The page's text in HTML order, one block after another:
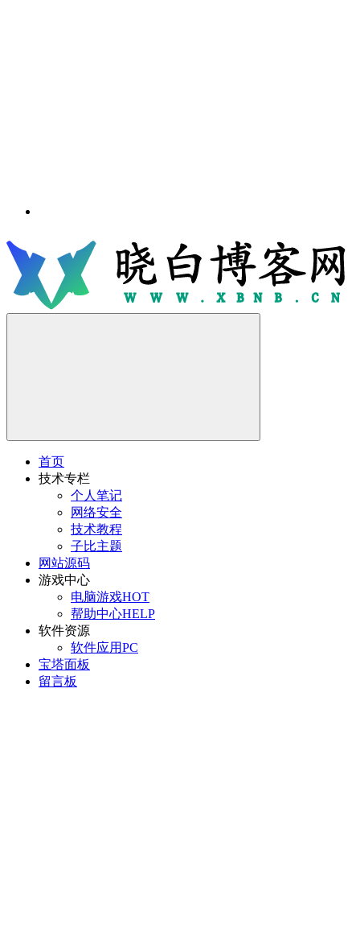
首页
技术专栏
个人笔记
网络安全
技术教程
子比主题
网站源码
游戏中心
电脑游戏HOT
帮助中心HELP
软件资源
软件应用PC
宝塔面板
留言板